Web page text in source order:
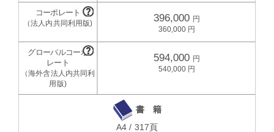
396,000
360,000
594,000
540,000
書 籍
A4 / 317頁